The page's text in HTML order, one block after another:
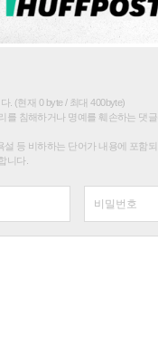
. (현재 0 byte / 최대 400byte)
를 침해하거나 명예를 훼손하는 댓
설 등 비하하는 단어가 내용에 포함
니다.